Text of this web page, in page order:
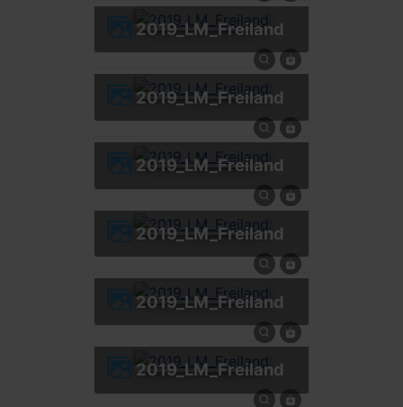
2019_LM_Freiland
2019_LM_Freiland
2019_LM_Freiland
2019_LM_Freiland
2019_LM_Freiland
2019_LM_Freiland